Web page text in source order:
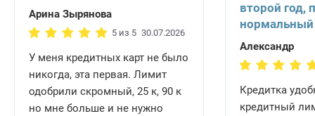
Арина Зырянова
5 из 5 30.07.2026
У меня кредитных карт не было
никогда, эта первая. Лимит
одобрили скромный, 25 к, 90 к
но мне больше и не нужно
второй год,
нормальный
Александр
Кредитка
кредитный